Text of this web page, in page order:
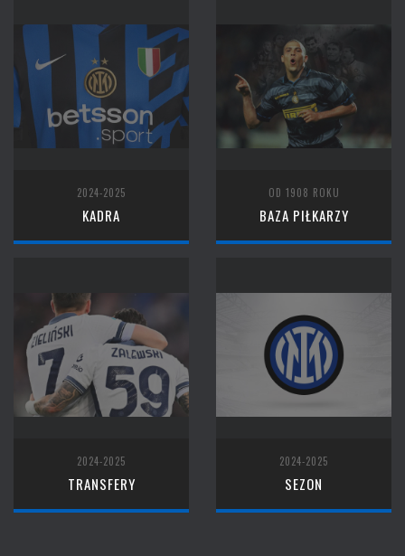
2024-2025
KADRA
OD 1908 ROKU
BAZA PIŁKARZY
2024-2025
TRANSFERY
2024-2025
SEZON